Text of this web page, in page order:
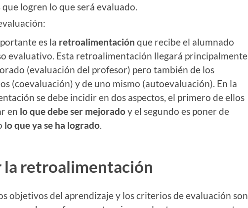
logren lo que será evaluado.
es la retroalimentación que recibe el alumnado
evaluativo. Esta retroalimentación llegará principalmente
(evaluación del profesor) pero también de los
(coevaluación) y de uno mismo (autoevaluación). En la
se debe incidir en dos aspectos, el primero de ellos
en lo que debe ser mejoradoy el segundo es poner de
lo que ya se ha logrado
la retroalimentación
objetivos del aprendizaje y los criterios de evaluación son